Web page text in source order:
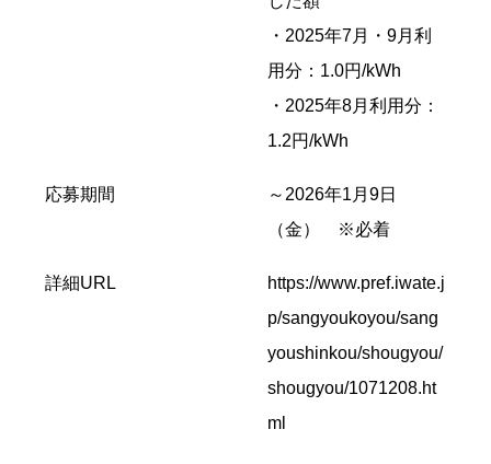
・2025年7月・9月利
用分：1.0円/kWh
・2025年8月利用分：
1.2円/kWh
応募期間
～2026年1月9日
（金） ※必着
詳細URL
https://www.pref.iwate.j
p/sangyoukoyou/sang
youshinkou/shougyou/
shougyou/1071208.ht
ml